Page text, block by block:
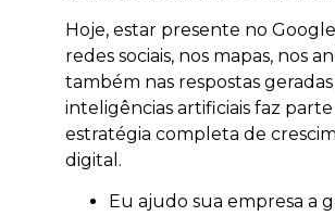
Hoje, estar presente no
redes sociais, nos mapas, nos
também nas respostas
inteligências artificiais faz
estratégia completa de
digital.
Eu ajudo sua empresa a